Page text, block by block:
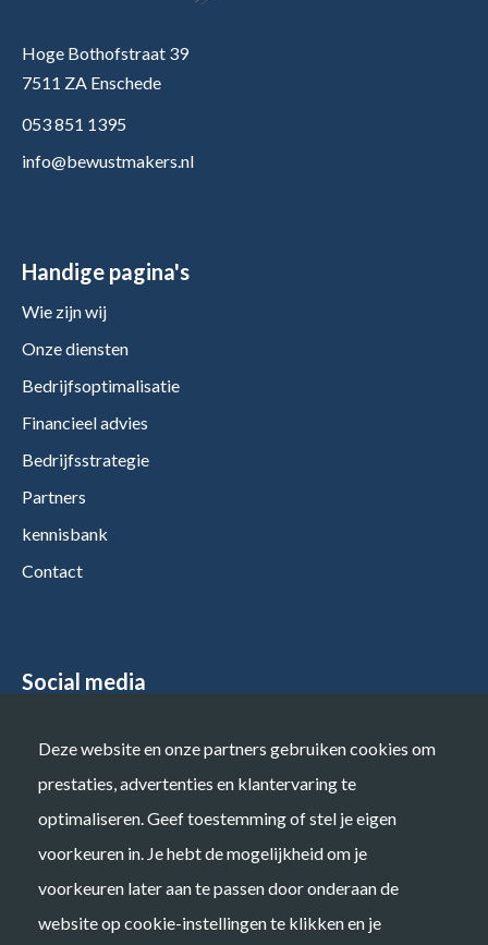
Hoge Bothofstraat 39
7511 ZA Enschede
053 851 1395
info@bewustmakers.nl
Handige pagina's
Wie zijn wij
Onze diensten
Bedrijfsoptimalisatie
Financieel advies
Bedrijfsstrategie
Partners
kennisbank
Contact
Social media
Privacy
Privacyverklaring
Deze website en onze partners gebruiken cookies om
prestaties, advertenties en klantervaring te
optimaliseren. Geef toestemming of stel je eigen
voorkeuren in. Je hebt de mogelijkheid om je
voorkeuren later aan te passen door onderaan de
website op cookie-instellingen te klikken en je